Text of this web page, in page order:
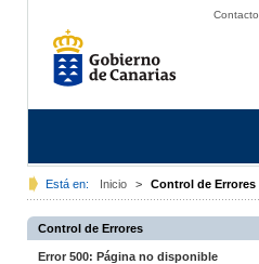
Contacto
Está en: Inicio > Control de Errores
Control de Errores
Error 500: Página no disponible